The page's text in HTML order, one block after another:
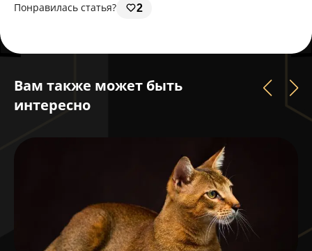
Понравилась статья? 2
Вам также может быть
интересно